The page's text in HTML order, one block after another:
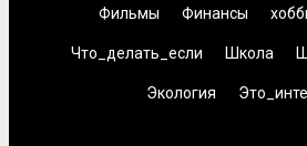
Фильмы Финансы
Что_делать_если Школа
Экология